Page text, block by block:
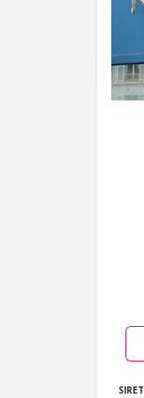
SIRET